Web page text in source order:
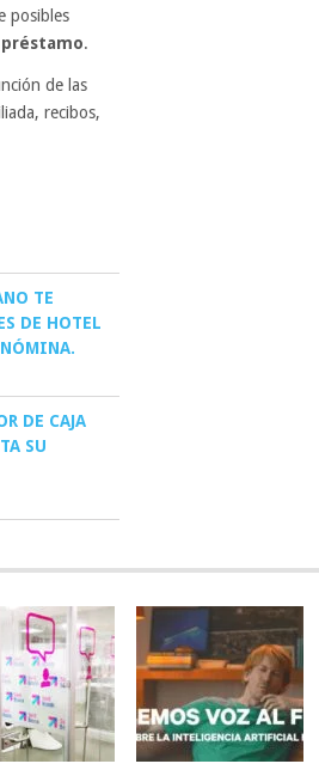
posibles
préstamo.
de las
recibos,
TE
DE HOTEL
DE CAJA
SU